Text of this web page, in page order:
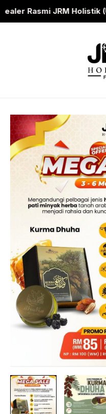
Skip
JRM Holistik (UG091)